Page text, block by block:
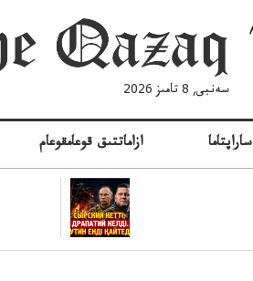
سەنبى, 8 تامىز 2026
ازاماتتىق قوعامقوعام ساراپتاما